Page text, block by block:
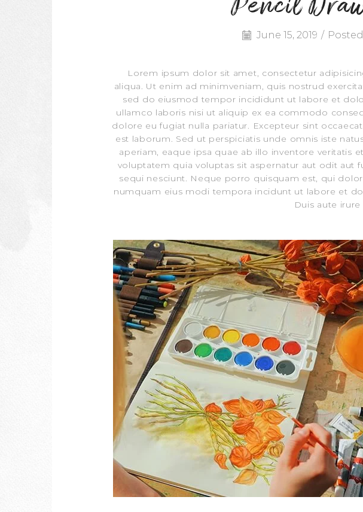
June 15, 2019 /
Lorem ipsum dolor sit amet, consectetur
aliqua. Ut enim ad minimveniam, quis nostrud
sed do eiusmod tempor incididunt ut labore et
ullamco laboris nisi ut aliquip ex ea commodo
dolore eu fugiat nulla pariatur. Excepteur sint
est laborum. Sed ut perspiciatis unde omnis iste
aperiam, eaque ipsa quae ab illo inventore veritatis
voluptatem quia voluptas sit aspernatur aut odit aut
sequi nesciunt. Neque porro quisquam est, qui
numquam eius modi tempora incidunt ut labore et
Duis aute